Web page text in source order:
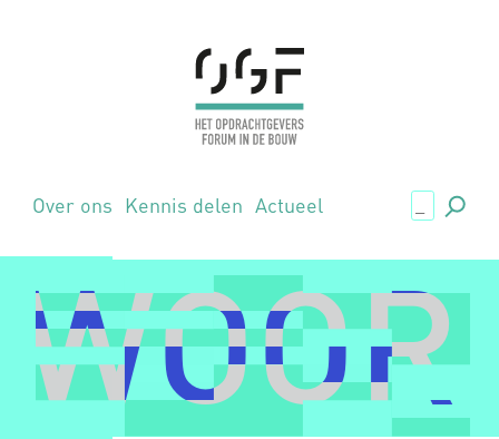
Over ons Kennis delen Actueel .,